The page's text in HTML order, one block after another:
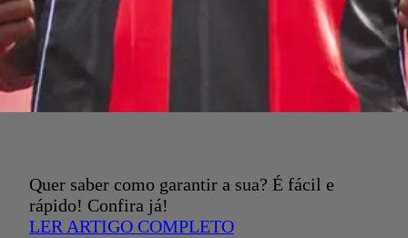
Quer saber como garantir a sua? É fácil e
rápido! Confira já!
LER ARTIGO COMPLETO